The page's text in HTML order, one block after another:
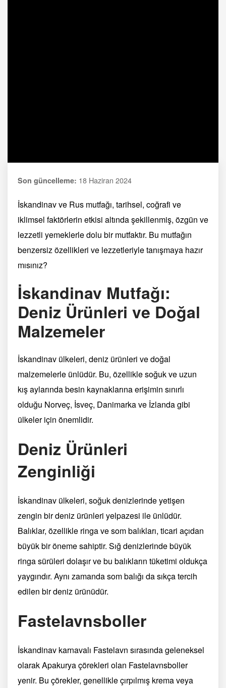
Son güncelleme: 18 Haziran 2024
İskandinav ve Rus mutfağı, tarihsel, coğrafi ve
iklimsel faktörlerin etkisi altında şekillenmiş, özgün ve
lezzetli yemeklerle dolu bir mutfaktır. Bu mutfağın
benzersiz özellikleri ve lezzetleriyle tanışmaya hazır
mısınız?
İskandinav Mutfağı:
Deniz Ürünleri ve Doğal
Malzemeler
İskandinav ülkeleri, deniz ürünleri ve doğal
malzemelerle ünlüdür. Bu, özellikle soğuk ve uzun
kış aylarında besin kaynaklarına erişimin sınırlı
olduğu Norveç, İsveç, Danimarka ve İzlanda gibi
ülkeler için önemlidir.
Deniz Ürünleri
Zenginliği
İskandinav ülkeleri, soğuk denizlerinde yetişen
zengin bir deniz ürünleri yelpazesi ile ünlüdür.
Balıklar, özellikle ringa ve som balıkları, ticari açıdan
büyük bir öneme sahiptir. Sığ denizlerinde büyük
ringa sürüleri dolaşır ve bu balıkların tüketimi oldukça
yaygındır. Aynı zamanda som balığı da sıkça tercih
edilen bir deniz ürünüdür.
Fastelavnsboller
İskandinav karnavalı Fastelavn sırasında geleneksel
olarak Apakurya çörekleri olan Fastelavnsboller
yenir. Bu çörekler, genellikle çırpılmış krema veya